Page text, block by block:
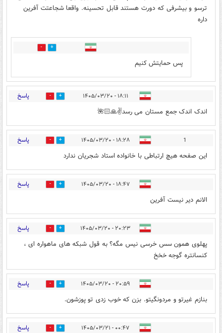
ترسو و بیشرفی که دورت هستند قابل تحسینه. واقعا شجاعتت آفرین
داره
0
پس حمایتش کنیم
۱۸:۱۱ - ۱۴۰۵/۰۳/۲۰ 1 پاسخ
اندک اندک جمع مستان می رسد✌️🙏🏻🌺
1 ۱۸:۲۸ - ۱۴۰۵/۰۳/۲۰ 0 پاسخ
این صفحه هیچ ارتباطی با خانواده استاد شجریان ندارد
۱۸:۴۷ - ۱۴۰۵/۰۳/۲۰ 1 پاسخ
الانم دیر نیست آفرین
۲۰:۲۳ - ۱۴۰۵/۰۳/۲۰ 0 پاسخ
پهلوی همون سس خرسی نیس مگه؟ به قول شبکه های ماهواره ای ،
کنسانتره گوجه خخخ
۲۰:۵۹ - ۱۴۰۵/۰۳/۲۰ 1 پاسخ
بنازم غیرتو و مردونگیتو. بزن که خوب زدی تو پوزشون.
۰۰:۴۷ - ۱۴۰۵/۰۳/۲۱ 0 پاسخ